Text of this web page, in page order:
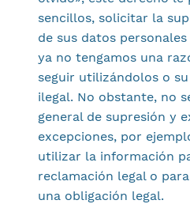
sencillos, solicitar la
de sus datos
ya no tengamos una
seguir utilizándolos o
ilegal. No obstante, no
general de supresión y
excepciones, por
utilizar la información
reclamación legal o
una obligación legal.